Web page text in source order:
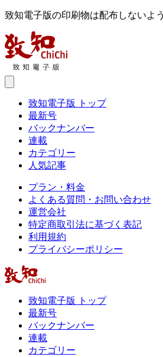
致知電子版の印刷物は配布しないよ
致知電子版 トップ
最新号
バックナンバー
連載
カテゴリー
人気記事
プラン・料金
よくある質問・お問い合わせ
運営会社
特定商取引法に基づく表記
利用規約
プライバシーポリシー
致知電子版 トップ
最新号
バックナンバー
連載
カテゴリー